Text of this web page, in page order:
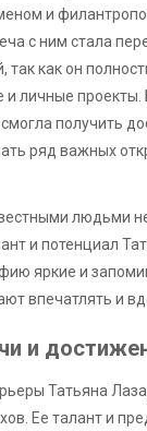
и
с ним стала
так как он
личные
получить
ряд важных
людьми
и потенциал
яркие и
впечатлять и
и
Татьяна
Ее талант и